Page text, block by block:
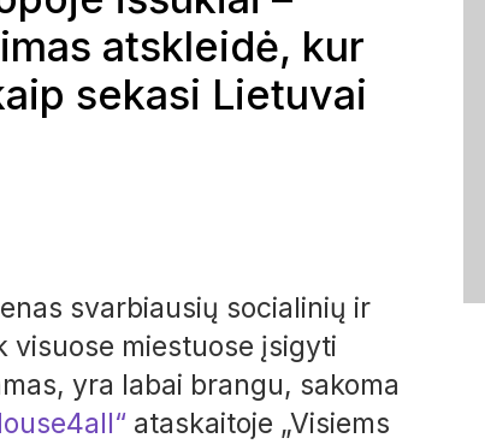
atskleidė, kur
sekasi Lietuvai
svarbiausių socialinių ir
visuose miestuose įsigyti
yra labai brangu, sakoma
ataskaitoje „Visiems